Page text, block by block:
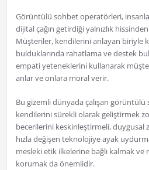
Görüntülü sohbet operatörleri,
dijital çağın getirdiği yalnızlık
Müşteriler, kendilerini anlayan biriyle
bulduklarında rahatlama ve destek
empati yeteneklerini kullanarak
anlar ve onlara moral verir.
Bu gizemli dünyada çalışan
kendilerini sürekli olarak geliştirmek
becerilerini keskinleştirmeli, duygusal
hızla değişen teknolojiye ayak
mesleki etik ilkelerine bağlı kalmak
korumak da önemlidir.